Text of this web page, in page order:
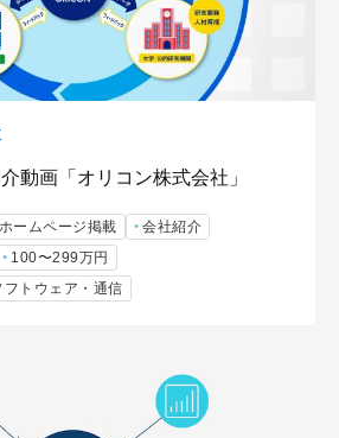
動画「オリコン株式会社」
ームページ掲載
会社紹介
100〜299万円
トウェア・通信